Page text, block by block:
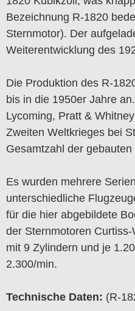
Bezeichnung R-1820
Sternmotor). Der
Weiterentwicklung des
Die Produktion des R-
bis in die 1950er Jahre
Lycoming, Pratt &
Zweiten Weltkrieges bei
Gesamtzahl der
Es wurden mehrere
unterschiedliche
für die hier abgebildete
der Sternmotoren
mit 9 Zylindern und je
2.300/min.
Technische Daten: (R-